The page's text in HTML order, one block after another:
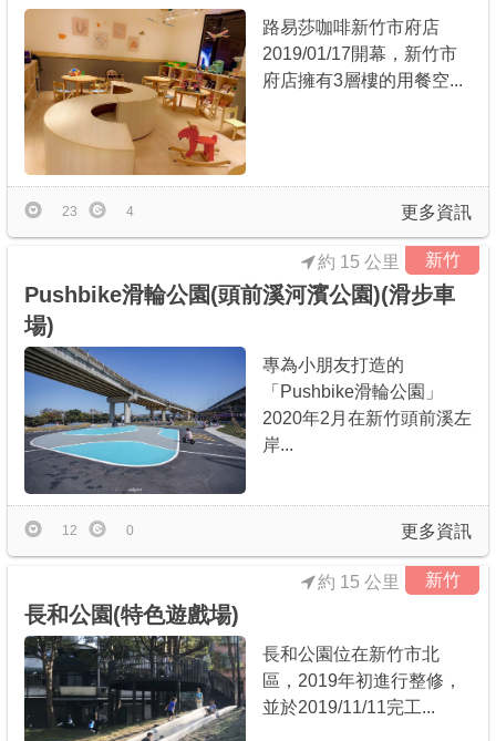
路易莎咖啡新竹市府店
2019/01/17開幕，新竹市
府店擁有3層樓的用餐空...
更多資訊
23 4
新竹
Pushbike滑輪公園(頭前溪河濱公園)(滑步車
場)
約 15 公里
專為小朋友打造的
「Pushbike滑輪公園」
2020年2月在新竹頭前溪左
岸...
更多資訊
12 0
新竹
長和公園(特色遊戲場)
約 15 公里
長和公園位在新竹市北
區，2019年初進行整修，
並於2019/11/11完工...